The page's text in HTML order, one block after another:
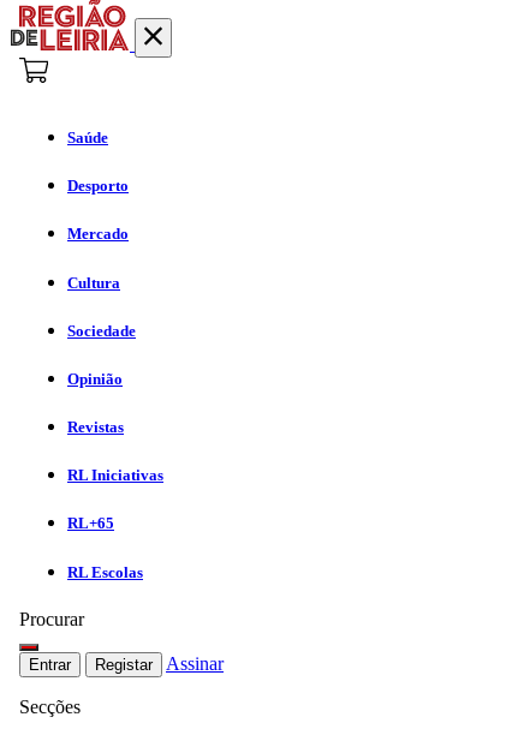
Saúde
Desporto
Mercado
Cultura
Sociedade
Opinião
Revistas
RL Iniciativas
RL+65
RL Escolas
Procurar
Entrar Registar Assinar
Secções